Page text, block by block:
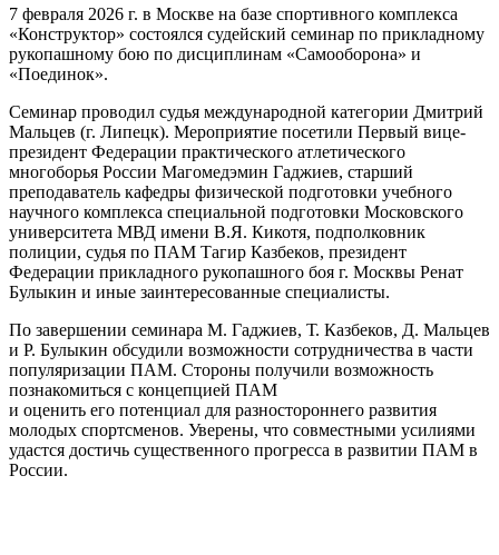
7 февраля 2026 г. в Москве на базе спортивного комплекса
«Конструктор» состоялся судейский семинар по прикладному
рукопашному бою по дисциплинам «Самооборона» и
«Поединок».
Семинар проводил судья международной категории Дмитрий
Мальцев (г. Липецк). Мероприятие посетили Первый вице-
президент Федерации практического атлетического
многоборья России Магомедэмин Гаджиев, старший
преподаватель кафедры физической подготовки учебного
научного комплекса специальной подготовки Московского
университета МВД имени В.Я. Кикотя, подполковник
полиции, судья по ПАМ Тагир Казбеков, президент
Федерации прикладного рукопашного боя г. Москвы Ренат
Булыкин и иные заинтересованные специалисты.
По завершении семинара М. Гаджиев, Т. Казбеков, Д. Мальцев
и Р. Булыкин обсудили возможности сотрудничества в части
популяризации ПАМ. Стороны получили возможность
познакомиться с концепцией ПАМ
и оценить его потенциал для разностороннего развития
молодых спортсменов. Уверены, что совместными усилиями
удастся достичь существенного прогресса в развитии ПАМ в
России.